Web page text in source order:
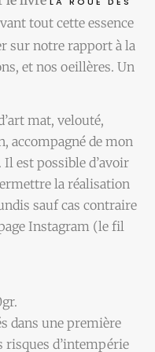
tout cette essence
sur notre rapport à la
et nos oeillères. Un
mat, velouté,
accompagné de mon
est possible d’avoir
la réalisation
sauf cas contraire
Instagram (le fil
dans une première
d’intempérie